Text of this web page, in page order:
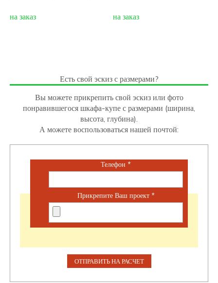
на заказ на заказ
Есть свой эскиз с размерами?
Вы можете прикрепить свой эскиз или фото
понравившегося шкафа-купе с размерами (ширина,
высота, глубина).
А можете воспользоваться нашей почтой:
Телефон *
Прикрепите Ваш проект *